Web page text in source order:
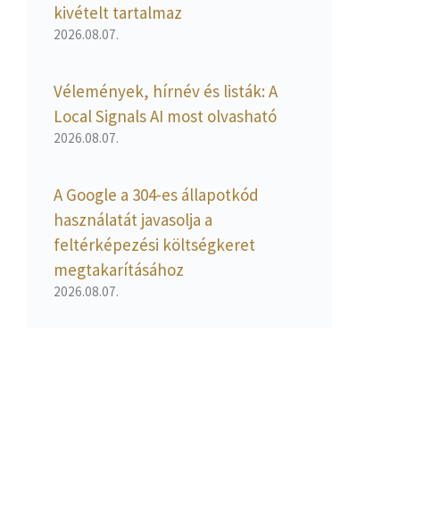
kivételt tartalmaz
2026.08.07.
Vélemények, hírnév és listák: A
Local Signals AI most olvasható
2026.08.07.
A Google a 304-es állapotkód
használatát javasolja a
feltérképezési költségkeret
megtakarításához
2026.08.07.